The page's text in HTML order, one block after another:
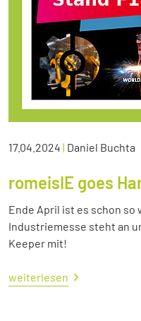
17.04.2024 | Daniel Buchta
romeisIE goes
Ende April ist es schon
Industriemesse steht an
Keeper mit!
weiterlesen